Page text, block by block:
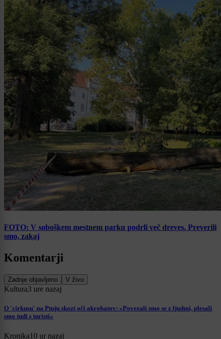
FOTO: V soboškem mestnem parku podrli več dreves. Preverili
smo, zakaj
Komentarji
Zadnje objavljeno V živo
Kultura3 ure nazaj
O 'cirkusu' na Ptuju skozi oči akrobatov: »Povezali smo se z ljudmi, plesali
smo tudi s turisti«
Kronika10 ur nazaj